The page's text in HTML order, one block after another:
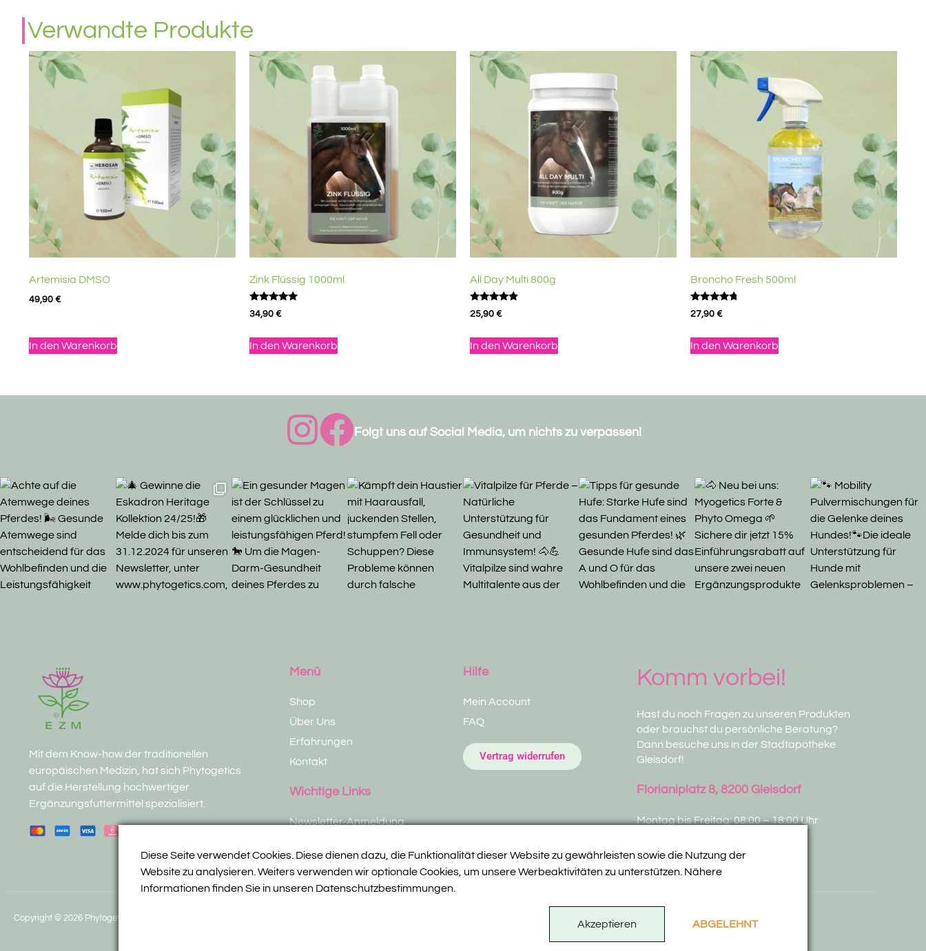
Verwandte Produkte
Artemisia DMSO
49,90 €
In den Warenkorb
Zink Flüssig 1000ml
Bewertet
mit
von 5
34,90 €
In den Warenkorb
All Day Multi 800g
Bewertet
mit
von 5
25,90 €
In den Warenkorb
Broncho Fresh 500ml
Bewertet
mit
von 5
27,90 €
In den Warenkorb
Folgt uns auf Social Media, um nichts zu verpassen!
Mit dem Know-how der traditionellen
europäischen Medizin, hat sich Phytogetics
auf die Herstellung hochwertiger
Ergänzungsfuttermittel spezialisiert.
Menü
Shop
Über Uns
Erfahrungen
Kontakt
Wichtige Links
Newsletter-Anmeldung
Teehaus Gleisdorf
Hilfe
Mein Account
FAQ
Vertrag widerrufen
Komm vorbei!
Hast du noch Fragen zu unseren Produkten
oder brauchst du persönliche Beratung?
Dann besuche uns in der Stadtapotheke
Gleisdorf!
Florianiplatz 8, 8200 Gleisdorf
Montag bis Freitag: 08:00 – 18:00 Uhr
Copyright © 2026 Phytogetics AGB Widerrufsbelehrung
Diese Seite verwendet Cookies. Diese dienen dazu, die Funktionalität dieser Website zu gewährleisten sowie die Nutzung der
Website zu analysieren. Weiters verwenden wir optionale Cookies, um unsere Werbeaktivitäten zu unterstützen. Nähere
Informationen findenSie in unseren Datenschutzbestimmungen.
Akzeptieren ABGELEHNT